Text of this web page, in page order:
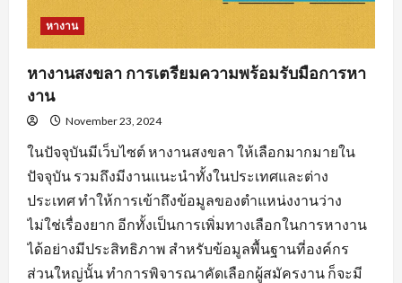
หางาน
หางานสงขลา การเตรียมความพร้อมรับมือการหา
งาน
November 23, 2024
ในปัจจุบันมีเว็บไซต์ หางานสงขลา ให้เลือกมากมายใน
ปัจจุบัน รวมถึงมีงานแนะนำทั้งในประเทศและต่าง
ประเทศ ทำให้การเข้าถึงข้อมูลของตำแหน่งงานว่าง
ไม่ใช่เรื่องยาก อีกทั้งเป็นการเพิ่มทางเลือกในการหางาน
ได้อย่างมีประสิทธิภาพ สำหรับข้อมูลพื้นฐานที่องค์กร
ส่วนใหญ่นั้น ทำการพิจารณาคัดเลือกผู้สมัครงาน ก็จะมี